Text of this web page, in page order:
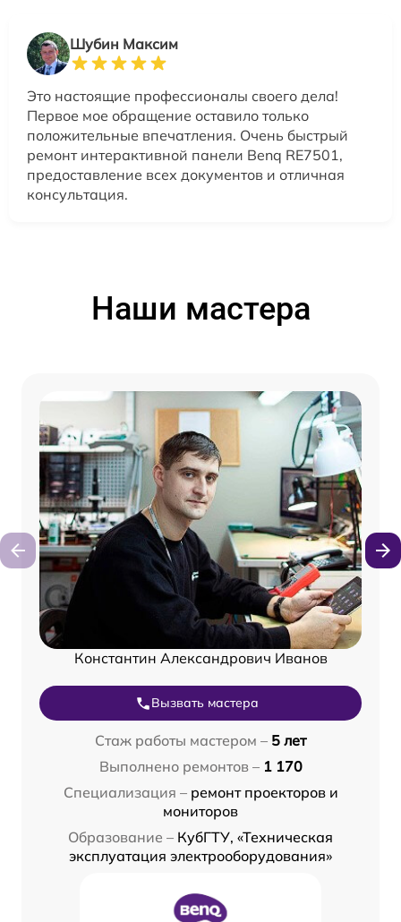
Шубин Максим
Это настоящие профессионалы своего дела!
Первое мое обращение оставило только
положительные впечатления. Очень быстрый
ремонт интерактивной панели Benq RE7501,
предоставление всех документов и отличная
консультация.
Наши мастера
Константин Александрович Иванов
Вызвать мастера
Стаж работы мастером – 5 лет
Выполнено ремонтов – 1 170
Специализация – ремонт проекторов и
мониторов
Образование – КубГТУ, «Техническая
эксплуатация электрооборудования»